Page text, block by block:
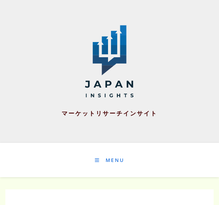
マーケットリサーチインサイト
MENU